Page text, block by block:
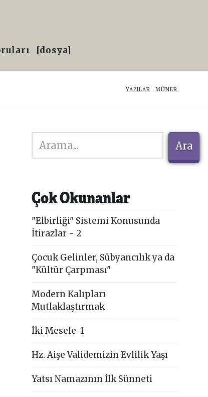
[dosya]
HOME
YAZILAR MÜNER
Ara
Ara
Çok Okunanlar
"Elbirliği" Sistemi Konusunda
İtirazlar - 2
Çocuk Gelinler, Sübyancılık ya da
"Kültür Çarpması"
Modern Kalıpları
Mutlaklaştırmak
İki Mesele-1
Hz. Aişe Validemizin Evlilik Yaşı
Yatsı Namazının İlk Sünneti